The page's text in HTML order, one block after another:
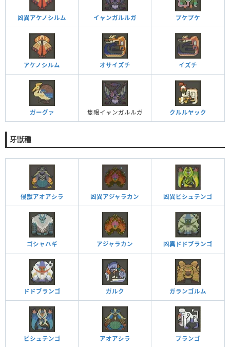
凶異アケノシルム イャンガルルガ プケプケ
アケノシルム オサイズチ イズチ
ガーグァ 隻眼イャンガルルガ クルルヤック
牙獣種
侵獣アオアシラ 凶異アジャラカン 凶異ビシュテンゴ
ゴシャハギ アジャラカン 凶異ドドブランゴ
ドドブランゴ ガルク ガランゴルム
ビシュテンゴ アオアシラ ブランゴ